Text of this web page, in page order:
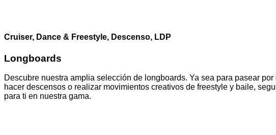
Cruiser, Dance & Freestyle, Descenso, LDP
Longboards
Descubre nuestra amplia selección de longboards. Ya sea para pasear
hacer descensos o realizar movimientos creativos de freestyle y baile,
para ti en nuestra gama.